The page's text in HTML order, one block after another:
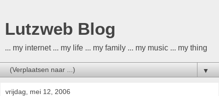
Lutzweb Blog
... my internet ... my life ... my family ... my music ... my thing
▼
vrijdag, mei 12, 2006